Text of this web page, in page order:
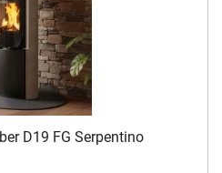
D19 FG Serpentino